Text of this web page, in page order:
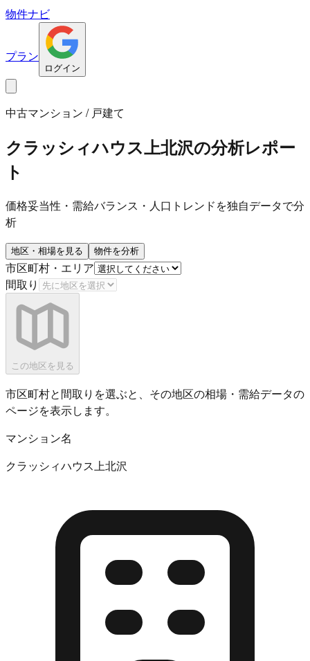
物件ナビ
プラン
ログイン
中古マンション / 戸建て
クラッシィハウス上北沢の分析レポー
ト
価格妥当性・需給バランス・人口トレンドを独自データで分
析
地区・相場を見る 物件を分析
市区町村・エリア
間取り
この地区を見る
市区町村と間取りを選ぶと、その地区の相場・需給データの
ページを表示します。
マンション名
クラッシィハウス上北沢